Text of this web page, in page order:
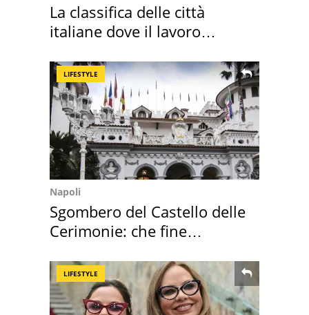
La classifica delle città
italiane dove il lavoro
LIFESTYLE
Napoli
Sgombero del Castello delle
Cerimonie: che fine
LIFESTYLE